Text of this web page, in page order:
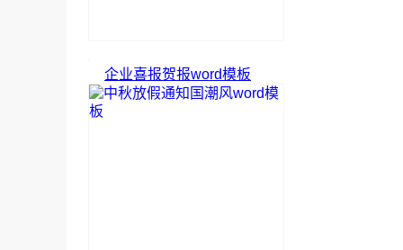
企业喜报贺报word模板